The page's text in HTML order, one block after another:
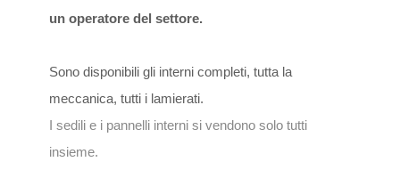
un operatore del settore.
Sono disponibili gli interni completi, tutta la
meccanica, tutti i lamierati.
I sedili e i pannelli interni si vendono solo tutti
insieme.